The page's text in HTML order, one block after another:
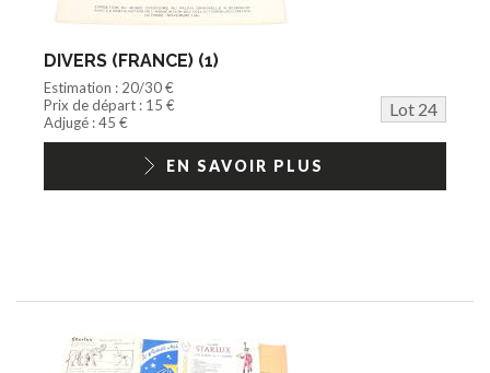
DIVERS (FRANCE) (1)
Estimation : 20/30 €
Prix de départ : 15 €
Lot 24
Adjugé : 45 €
EN SAVOIR PLUS